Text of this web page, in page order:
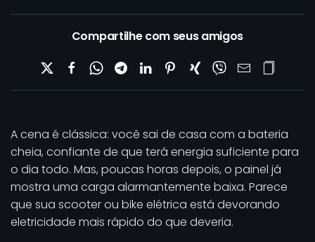
Compartilhe com seus amigos
A cena é clássica: você sai de casa com a bateria
cheia, confiante de que terá energia suficiente para
o dia todo. Mas, poucas horas depois, o painel já
mostra uma carga alarmantemente baixa. Parece
que sua scooter ou bike elétrica está devorando
eletricidade mais rápido do que deveria.